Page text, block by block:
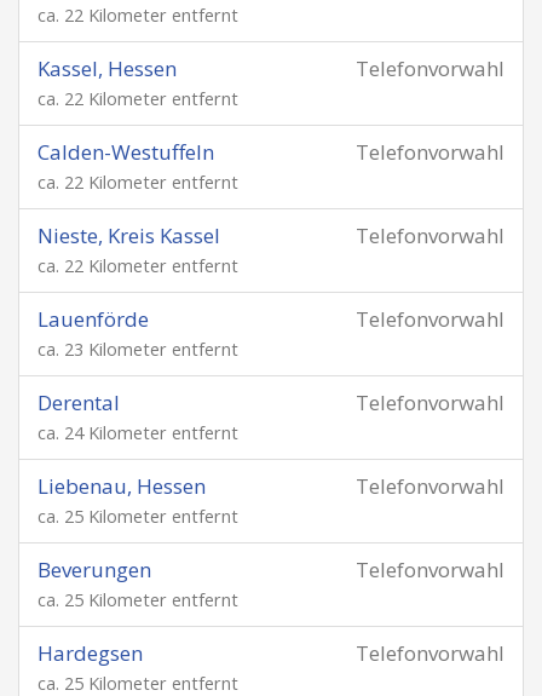
ca. 22 Kilometer entfernt
Telefonvorwahl
Kassel, Hessen
ca. 22 Kilometer entfernt
Telefonvorwahl
Calden-Westuffeln
ca. 22 Kilometer entfernt
Telefonvorwahl
Nieste, Kreis Kassel
ca. 22 Kilometer entfernt
Telefonvorwahl
Lauenförde
ca. 23 Kilometer entfernt
Telefonvorwahl
Derental
ca. 24 Kilometer entfernt
Telefonvorwahl
Liebenau, Hessen
ca. 25 Kilometer entfernt
Telefonvorwahl
Beverungen
ca. 25 Kilometer entfernt
Telefonvorwahl
Hardegsen
ca. 25 Kilometer entfernt